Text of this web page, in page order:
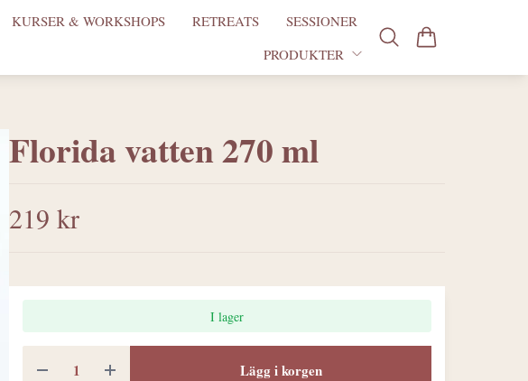
KURSER & WORKSHOPS RETREATS
SESSIONER
PRODUKTER
Florida vatten 270 ml
219 kr
I lager
Lägg i korgen